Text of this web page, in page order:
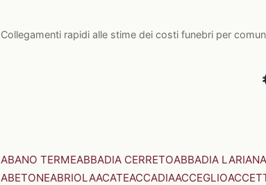
Collegamenti rapidi alle stime dei costi funebri per
ABANO TERMEABBADIA CERRETOABBADIA LARIANA
ABETONEABRIOLAACATEACCADIAACCEGLIO